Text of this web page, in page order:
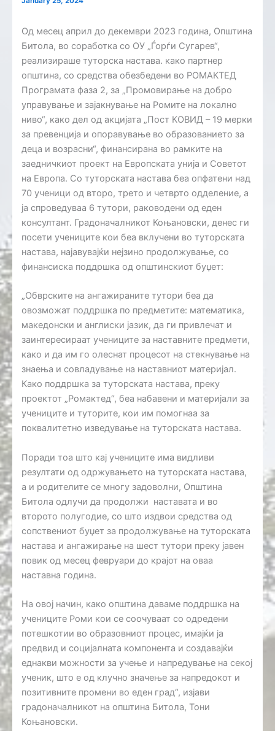
Од месец април до декември 2023 година, Општина
Битола, во соработка со ОУ „Ѓорѓи Сугарев“,
реализираше туторска настава. како партнер
општина, со средства обезбедени во РОМАКТЕД
Програмата фаза 2, за „Промовирање на добро
управување и зајакнување на Ромите на локално
ниво“, како дел од акцијата „Пост КОВИД – 19 мерки
за превенција и опоравување во образованието за
деца и возрасни“, финансирана во рамките на
заедничкиот проект на Европската унија и Советот
на Европа. Со туторската настава беа опфатени над
70 ученици од второ, трето и четврто одделение, а
ја спроведуваа 6 тутори, раководени од еден
консултант. Градоначалникот Коњановски, денес ги
посети учениците кои беа вклучени во туторската
настава, најавувајќи нејзино продолжување, со
финансиска поддршка од општинскиот буџет:
„Обврските на ангажираните тутори беа да
овозможат поддршка по предметите: математика,
македонски и англиски јазик, да ги привлечат и
заинтересираат учениците за наставните предмети,
како и да им го олеснат процесот на стекнување на
знаења и совладување на наставниот материјал.
Како поддршка за туторската настава, преку
проектот „Ромактед“, беа набавени и материјали за
учениците и туторите, кои им помогнаа за
поквалитетно изведување на туторската настава.
Поради тоа што кај учениците има видливи
резултати од одржувањето на туторската настава,
а и родителите се многу задоволни, Општина
Битола одлучи да продолжи наставата и во
второто полугодие, со што издвои средства од
сопствениот буџет за продолжување на туторската
настава и ангажирање на шест тутори преку јавен
повик од месец февруари до крајот на оваа
наставна година.
На овој начин, како општина даваме поддршка на
учениците Роми кои се соочуваат со одредени
потешкотии во образовниот процес, имајќи ја
предвид и социјалната компонента и создавајќи
еднакви можности за учење и напредување на секој
ученик, што е од клучно значење за напредокот и
позитивните промени во еден град“, изјави
градоначалникот на општина Битола, Тони
Коњановски.